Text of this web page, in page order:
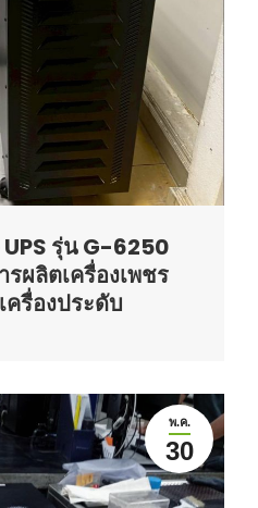
รุ่น G-6250
ผลิตเครื่องเพชร
รื่องประดับ
พ.ค.
30